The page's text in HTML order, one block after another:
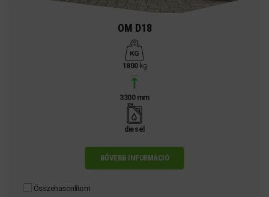
OM D18
1800kg
3300 mm
diesel
BŐVEBB INFORMÁCIÓ
Összehasonlítom